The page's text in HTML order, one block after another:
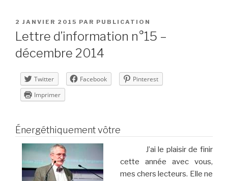
PUBLIÉ
LE
2 JANVIER 2015 PAR PUBLICATION
Lettre d’information n°15 –
décembre 2014
Twitter Facebook
Pinterest
Imprimer
Énergéthiquement vôtre
J’ai le plaisir de finir
cette année avec vous,
mes chers lecteurs. Elle ne